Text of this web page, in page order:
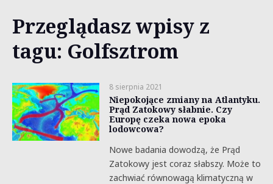
Przeglądasz wpisy z
tagu: Golfsztrom
8 sierpnia 2021
Niepokojące zmiany na Atlantyku.
Prąd Zatokowy słabnie. Czy
Europę czeka nowa epoka
lodowcowa?
Nowe badania dowodzą, że Prąd
Zatokowy jest coraz słabszy. Może to
zachwiać równowagą klimatyczną w